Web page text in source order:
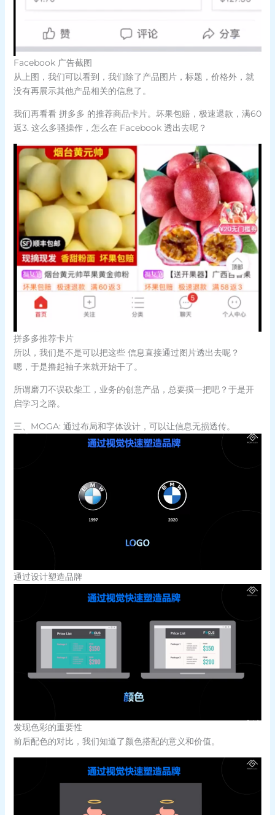
Facebook 广告截图
从上图，我们可以看到，我们除了产品图片，标题，价格外，就
没有再展示其他产品相关的信息了。
我们再看看 拼多多 的推荐商品卡片。坏果包赔，极速退款，满60
返3. 这么多骚操作，怎么在 Facebook 透出去呢？
拼多多推荐卡片
所以，我们是不是可以把这些 信息直接通过图片透出去呢？
嗯，于是撸起袖子来就开始干了。
所谓磨刀不误砍柴工，业务的创意产品，总要摸一把吧？于是开
启学习之路。
三、MOGA: 通过布局和字体设计，可以让信息无损透传。
通过设计塑造品牌
发现色彩的重要性
前后配色的对比，我们知道了颜色搭配的意义和价值。